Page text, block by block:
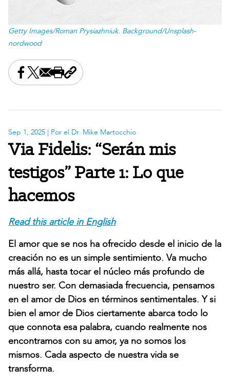
Getty Images/Roman Prysiazhniuk. Background/Unsplash-
nordwood
Share this on Facebook
Share this on X
Share this by email
Print this page
Copy the page address
Sep 1, 2025 | Por el Dr. Mike Martocchio
Via Fidelis: “Serán mis
testigos” Parte 1: Lo que
hacemos
Read this article in English
El amor que se nos ha ofrecido desde el inicio de la
creación no es un simple sentimiento. Va mucho
más allá, hasta tocar el núcleo más profundo de
nuestro ser. Con demasiada frecuencia, pensamos
en el amor de Dios en términos sentimentales. Y si
bien el amor de Dios ciertamente abarca todo lo
que connota esa palabra, cuando realmente nos
encontramos con su amor, ya no somos los
mismos. Cada aspecto de nuestra vida se
transforma.